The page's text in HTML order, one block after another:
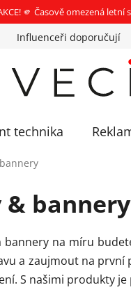
🫵 Časově omezená
Influenceři doporučují
technika
& bannery
bannery na míru
a zaujmout na první
S našimi produkty